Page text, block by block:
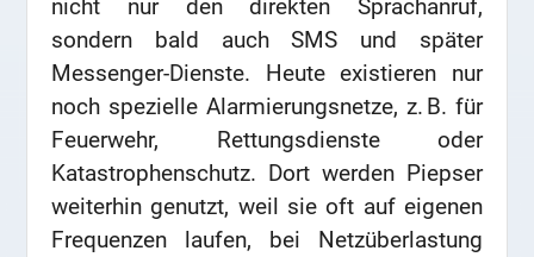
nicht nur den direkten Sprachanruf,
sondern bald auch SMS und später
Messenger-Dienste. Heute existieren nur
noch spezielle Alarmierungsnetze, z. B. für
Feuerwehr, Rettungsdienste oder
Katastrophenschutz. Dort werden Piepser
weiterhin genutzt, weil sie oft auf eigenen
Frequenzen laufen, bei Netzüberlastung